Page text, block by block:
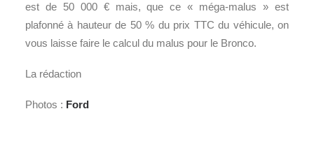
est de 50 000 € mais, que ce « méga-malus » est
plafonné à hauteur de 50 % du prix TTC du véhicule, on
vous laisse faire le calcul du malus pour le Bronco.
La rédaction
Photos : Ford